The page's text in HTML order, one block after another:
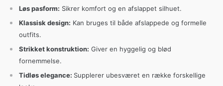
Løs pasform: Sikrer komfort og en afslappet silhuet.
Klassisk design: Kan bruges til både afslappede og formelle
outfits.
Strikket konstruktion: Giver en hyggelig og blød
fornemmelse.
Tidløs elegance: Supplerer ubesværet en række forskellige